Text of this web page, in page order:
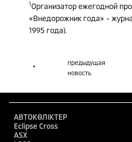
1Организатор ежегодной
«Внедорожник года» -
1995 года).
предыдущая
новость
АВТОКӨЛІКТЕР
Eclipse Cross
ASX